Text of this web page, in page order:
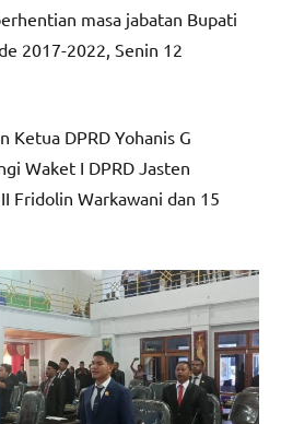
masa jabatan Bupati
2017-2022, Senin 12
Ketua DPRD Yohanis G
Waket I DPRD Jasten
Fridolin Warkawani dan 15